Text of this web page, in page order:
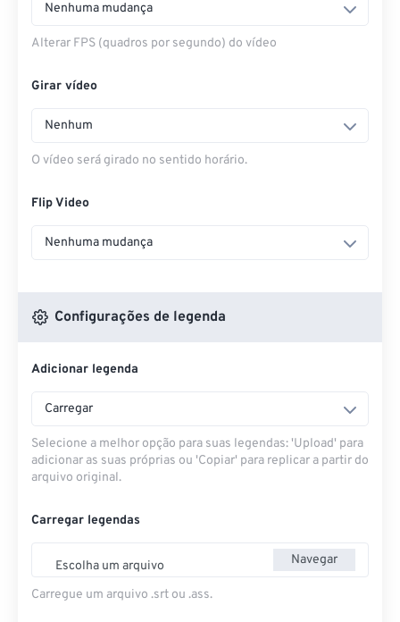
Nenhuma mudança
Alterar FPS (quadros por segundo) do vídeo
Girar vídeo
Nenhum
O vídeo será girado no sentido horário.
Flip Video
Nenhuma mudança
Configurações de legenda
Adicionar legenda
Carregar
Selecione a melhor opção para suas legendas: 'Upload' para
adicionar as suas próprias ou 'Copiar' para replicar a partir do
arquivo original.
Carregar legendas
Escolha um arquivo Navegar
Carregue um arquivo .srt ou .ass.